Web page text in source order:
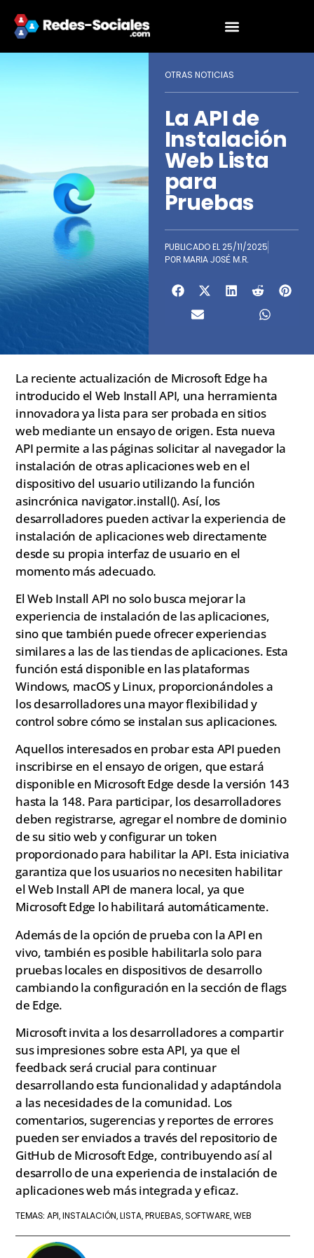
OTRAS NOTICIAS
La API de
Instalación
Web Lista
para
Pruebas
PUBLICADO EL25/11/2025
POR MARIA JOSÉ M.R.
La reciente actualización de Microsoft Edge ha
introducido el Web Install API, una herramienta
innovadora ya lista para ser probada en sitios
web mediante un ensayo de origen. Esta nueva
API permite a las páginas solicitar al navegador la
instalación de otras aplicaciones web en el
dispositivo del usuario utilizando la función
asincrónica navigator.install(). Así, los
desarrolladores pueden activar la experiencia de
instalación de aplicaciones web directamente
desde su propia interfaz de usuario en el
momento más adecuado.
El Web Install API no solo busca mejorar la
experiencia de instalación de las aplicaciones,
sino que también puede ofrecer experiencias
similares a las de las tiendas de aplicaciones. Esta
función está disponible en las plataformas
Windows, macOS y Linux, proporcionándoles a
los desarrolladores una mayor flexibilidad y
control sobre cómo se instalan sus aplicaciones.
Aquellos interesados en probar esta API pueden
inscribirse en el ensayo de origen, que estará
disponible en Microsoft Edge desde la versión 143
hasta la 148. Para participar, los desarrolladores
deben registrarse, agregar el nombre de dominio
de su sitio web y configurar un token
proporcionado para habilitar la API. Esta iniciativa
garantiza que los usuarios no necesiten habilitar
el Web Install API de manera local, ya que
Microsoft Edge lo habilitará automáticamente.
Además de la opción de prueba con la API en
vivo, también es posible habilitarla solo para
pruebas locales en dispositivos de desarrollo
cambiando la configuración en la sección de flags
de Edge.
Microsoft invita a los desarrolladores a compartir
sus impresiones sobre esta API, ya que el
feedback será crucial para continuar
desarrollando esta funcionalidad y adaptándola
a las necesidades de la comunidad. Los
comentarios, sugerencias y reportes de errores
pueden ser enviados a través del repositorio de
GitHub de Microsoft Edge, contribuyendo así al
desarrollo de una experiencia de instalación de
aplicaciones web más integrada y eficaz.
TEMAS:API ,INSTALACIÓN ,LISTA ,PRUEBAS ,SOFTWARE ,WEB